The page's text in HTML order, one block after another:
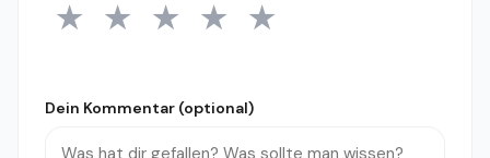
1 Stern
★ 2 Sterne
★ 3 Sterne
★ 4 Sterne
★ 5 Sterne
★
Dein Kommentar (optional)